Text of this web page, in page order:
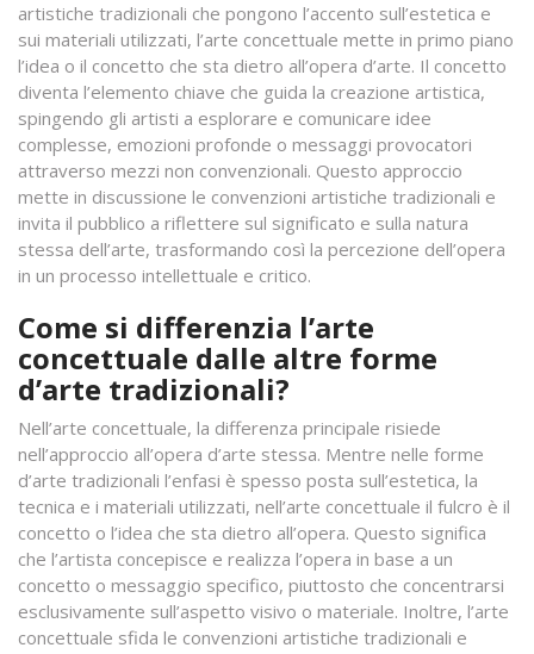
artistiche tradizionali che pongono l’accento sull’estetica e
sui materiali utilizzati, l’arte concettuale mette in primo piano
l’idea o il concetto che sta dietro all’opera d’arte. Il concetto
diventa l’elemento chiave che guida la creazione artistica,
spingendo gli artisti a esplorare e comunicare idee
complesse, emozioni profonde o messaggi provocatori
attraverso mezzi non convenzionali. Questo approccio
mette in discussione le convenzioni artistiche tradizionali e
invita il pubblico a riflettere sul significato e sulla natura
stessa dell’arte, trasformando così la percezione dell’opera
in un processo intellettuale e critico.
Come si differenzia l’arte
concettuale dalle altre forme
d’arte tradizionali?
Nell’arte concettuale, la differenza principale risiede
nell’approccio all’opera d’arte stessa. Mentre nelle forme
d’arte tradizionali l’enfasi è spesso posta sull’estetica, la
tecnica e i materiali utilizzati, nell’arte concettuale il fulcro è il
concetto o l’idea che sta dietro all’opera. Questo significa
che l’artista concepisce e realizza l’opera in base a un
concetto o messaggio specifico, piuttosto che concentrarsi
esclusivamente sull’aspetto visivo o materiale. Inoltre, l’arte
concettuale sfida le convenzioni artistiche tradizionali e